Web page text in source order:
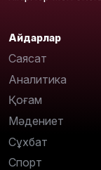
Айдарлар
Саясат
Аналитика
Қоғам
Мәдениет
Сұхбат
Спорт